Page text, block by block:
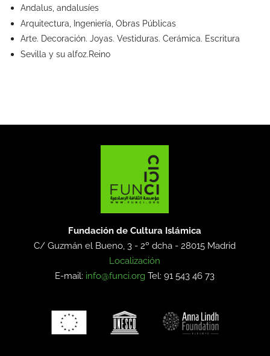
Andalus, andalusíes
Arquitectura, Ingeniería, Obras Públicas
Arte. Decoración. Joyas. Vestiduras. Cerámica. Escritura
Sevilla y su alfoz.Reino
Fundación de Cultura Islámica
C/ Guzmán el Bueno, 3 - 2º dcha -28015 Madrid
Localización
E-mail: info@funci.org Tel: 91 543 46 73